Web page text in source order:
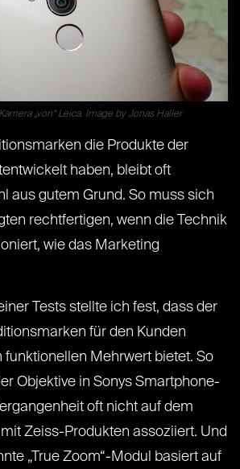
„von“ Leica. Image by Jonas Haller
die Produkte der
haben, bleibt oft
aus gutem Grund. So muss sich
rechtfertigen, wenn die Technik
wie das Marketing
Tests stellte ich fest, dass der
für den Kunden
funktionellen Mehrwert bietet. So
Objektive in Sonys Smartphone-
oft nicht auf dem
Zeiss-Produkten assoziiert. Und
„True Zoom“-Modul basiert auf